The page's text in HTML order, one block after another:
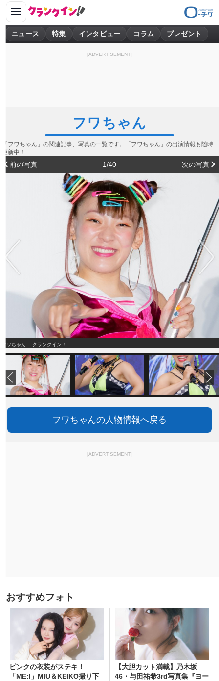
ニュース 特集 インタビュー コラム プレゼント
[ADVERTISEMENT]
フワちゃん
「フワちゃん」の関連記事、写真の一覧です。「フワちゃん」の出演情報も随時
更新中！
前の写真 1/40 次の写真
フワちゃん クランクイン！
フワちゃんの人物情報へ戻る
[ADVERTISEMENT]
おすすめフォト
ピンクの衣装がステキ！
「ME:I」MIU＆KEIKO撮り下
【大胆カット満載】乃木坂
46・与田祐希3rd写真集『ヨー